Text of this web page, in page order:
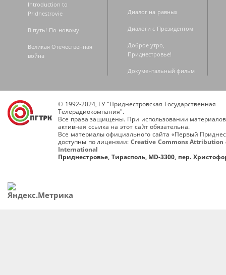
Introduction to
Pridnestrovie
В путь! По-новому
Великая Отечественная
война
Диалог на равных
Диалоги с Президентом
Доброе утро,
Приднестровье!
Документальный фильм
© 1992-2024, ГУ "Приднестровская Государственная
Телерадиокомпания".
Все права защищены. При использовании
активная ссылка на этот сайт обязательна.
Все материалы официального сайта «Первый
доступны по лицензии: Creative Commons Attribution
International
Приднестровье, Тирасполь, MD-3300, пер.